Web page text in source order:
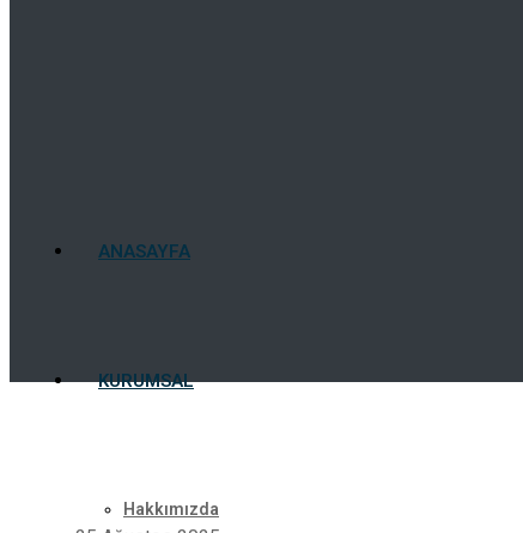
ANASAYFA
KURUMSAL
Hakkımızda